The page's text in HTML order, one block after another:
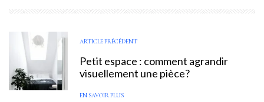
ARTICLE PRÉCÉDENT
Petit espace : comment agrandir
visuellement une pièce?
EN SAVOIR PLUS